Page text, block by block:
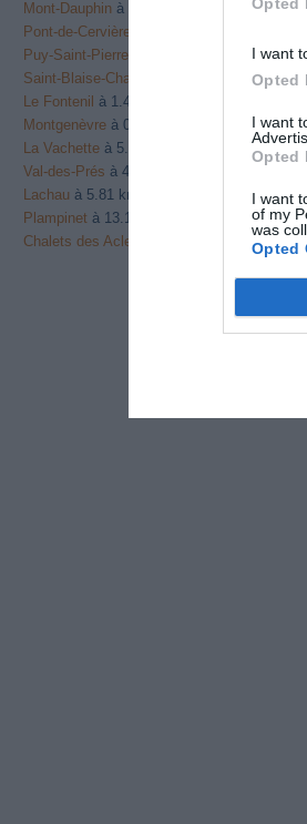
I want
Opted
I want
Opted
I want
of my
was
Opted
Mont-Dauphin à 0.22 km du point 24
Pont-de-Cervières
Puy-Saint-Pierre
à 1.21 km du point 25
Saint-Blaise-Chamandin
à 1.65 km du point
Le Fontenil à 1.44 km du point 26
Montgenèvre à 0.90 km du point 29
La Vachette à 5.15 km du point 29
Val-des-Prés à 4.01 km du point 29
Lachau à 5.81 km du point 30
Plampinet à 13.14 km du point 34
Chalets des Acles
à 10.31 km du point 34